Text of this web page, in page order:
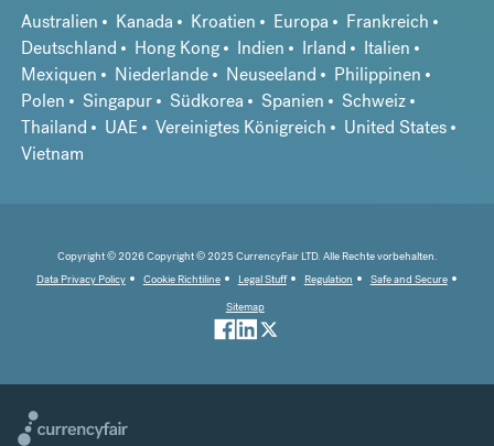
Australien
Kanada Kroatien Europa
Frankreich
Deutschland
Hong Kong Indien Irland
Italien
Mexiquen
Niederlande Neuseeland
Philippinen
Polen
Singapur Südkorea Spanien
Schweiz
Thailand
UAE Vereinigtes Königreich
United States
Vietnam
Copyright © 2026 Copyright © 2025 CurrencyFair LTD. Alle Rechte vorbehalten.
Data Privacy Policy
Cookie Richtiline Legal Stuff Regulation
Safe and Secure
Sitemap